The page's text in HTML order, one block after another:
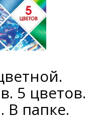
5 цветов.
В папке.